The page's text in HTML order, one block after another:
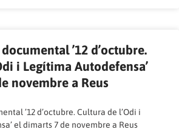
’12 d’octubre.
i Legítima Autodefensa’
novembre a Reus
’12 d’octubre. Cultura de l’Odi i
el dimarts 7 de novembre a Reus